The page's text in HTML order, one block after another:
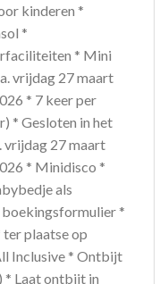
kinderen *
*
* Mini
vrijdag 27 maart
* 7 keer per
* Gesloten in het
vrijdag 27 maart
* Minidisco *
als
*
plaatse op
Inclusive * Ontbijt
* Laat ontbijt in